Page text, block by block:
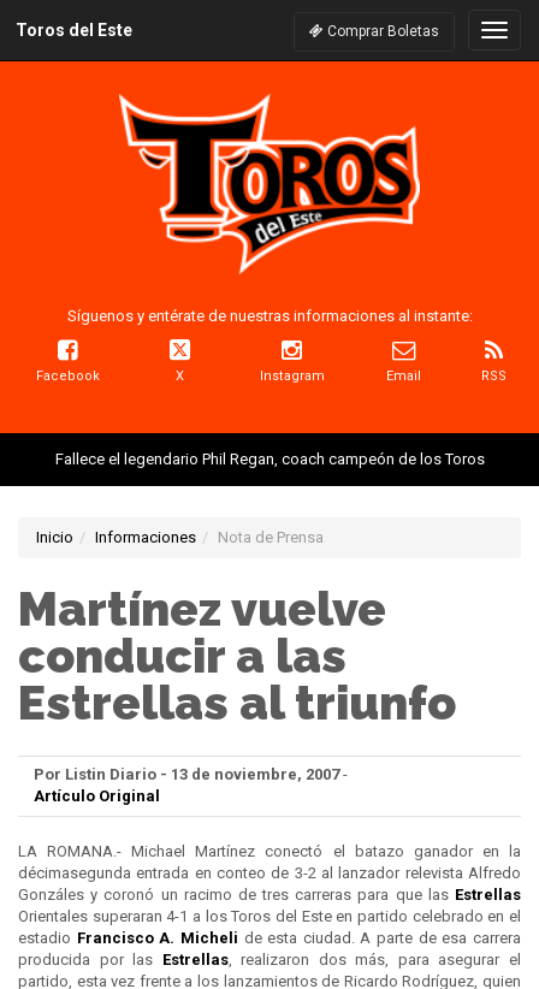
Toros del Este Comprar Boletas
Síguenos y entérate de nuestras informaciones al instante:
Facebook X Instagram Email RSS
Fallece el legendario Phil Regan, coach campeón de los Toros
Inicio Informaciones Nota de Prensa
Martínez vuelve
conducir a las
Estrellas al triunfo
Por Listin Diario - 13 de noviembre, 2007-
Artículo Original
LA ROMANA.- Michael Martínez conectó el batazo ganador en la
décimasegunda entrada en conteo de 3-2 al lanzador relevista Alfredo
Gonzáles y coronó un racimo de tres carreras para que las Estrellas
Orientales superaran 4-1 a los Toros del Este en partido celebrado en el
estadio Francisco A. Micheli de esta ciudad. A parte de esa carrera
producida por las Estrellas, realizaron dos más, para asegurar el
partido, esta vez frente a los lanzamientos de Ricardo Rodríguez, quien